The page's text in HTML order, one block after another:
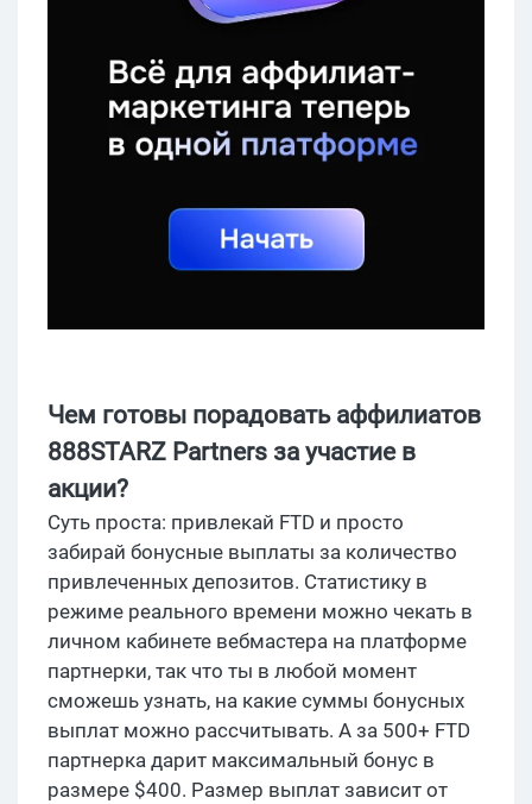
Чем готовы порадовать аффилиатов
888STARZ Partners за участие в
акции?
Суть проста: привлекай FTD и просто
забирай бонусные выплаты за количество
привлеченных депозитов. Статистику в
режиме реального времени можно чекать в
личном кабинете вебмастера на платформе
партнерки, так что ты в любой момент
сможешь узнать, на какие суммы бонусных
выплат можно рассчитывать. А за 500+ FTD
партнерка дарит максимальный бонус в
размере $400. Размер выплат зависит от